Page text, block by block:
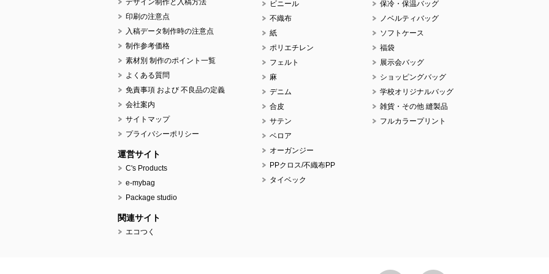
デザイン制作と入稿方法
印刷の注意点
入稿データ制作時の注意点
制作参考価格
素材別 制作のポイント一覧
よくある質問
免責事項 および 不良品の定義
会社案内
サイトマップ
プライバシーポリシー
運営サイト
C's Products
e-mybag
Package studio
関連サイト
エコつく
ビニール
不織布
紙
ポリエチレン
フェルト
麻
デニム
合皮
サテン
ベロア
オーガンジー
PPクロス/不織布PP
タイベック
保冷・保温バッグ
ノベルティバッグ
ソフトケース
福袋
展示会バッグ
ショッピングバッグ
学校オリジナルバッグ
雑貨・その他 縫製品
フルカラープリント